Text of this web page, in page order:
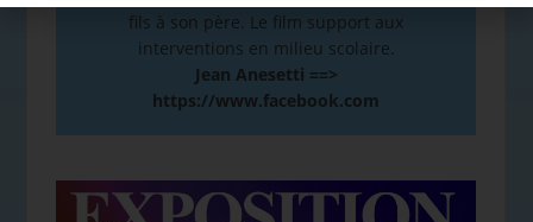
fils à son père. Le film support aux
interventions en milieu scolaire.
Jean Anesetti ==>
https://www.facebook.com